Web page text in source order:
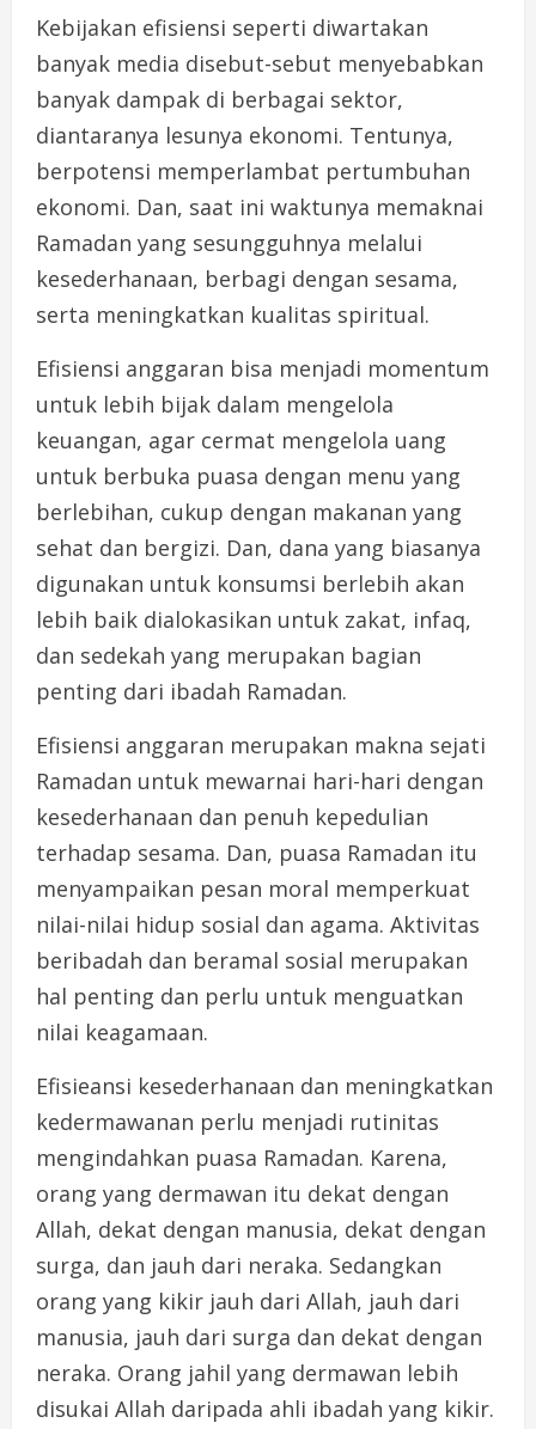
Kebijakan efisiensi seperti diwartakan
banyak media disebut-sebut menyebabkan
banyak dampak di berbagai sektor,
diantaranya lesunya ekonomi. Tentunya,
berpotensi memperlambat pertumbuhan
ekonomi. Dan, saat ini waktunya memaknai
Ramadan yang sesungguhnya melalui
kesederhanaan, berbagi dengan sesama,
serta meningkatkan kualitas spiritual.
Efisiensi anggaran bisa menjadi momentum
untuk lebih bijak dalam mengelola
keuangan, agar cermat mengelola uang
untuk berbuka puasa dengan menu yang
berlebihan, cukup dengan makanan yang
sehat dan bergizi. Dan, dana yang biasanya
digunakan untuk konsumsi berlebih akan
lebih baik dialokasikan untuk zakat, infaq,
dan sedekah yang merupakan bagian
penting dari ibadah Ramadan.
Efisiensi anggaran merupakan makna sejati
Ramadan untuk mewarnai hari-hari dengan
kesederhanaan dan penuh kepedulian
terhadap sesama. Dan, puasa Ramadan itu
menyampaikan pesan moral memperkuat
nilai-nilai hidup sosial dan agama. Aktivitas
beribadah dan beramal sosial merupakan
hal penting dan perlu untuk menguatkan
nilai keagamaan.
Efisieansi kesederhanaan dan meningkatkan
kedermawanan perlu menjadi rutinitas
mengindahkan puasa Ramadan. Karena,
orang yang dermawan itu dekat dengan
Allah, dekat dengan manusia, dekat dengan
surga, dan jauh dari neraka. Sedangkan
orang yang kikir jauh dari Allah, jauh dari
manusia, jauh dari surga dan dekat dengan
neraka. Orang jahil yang dermawan lebih
disukai Allah daripada ahli ibadah yang kikir.